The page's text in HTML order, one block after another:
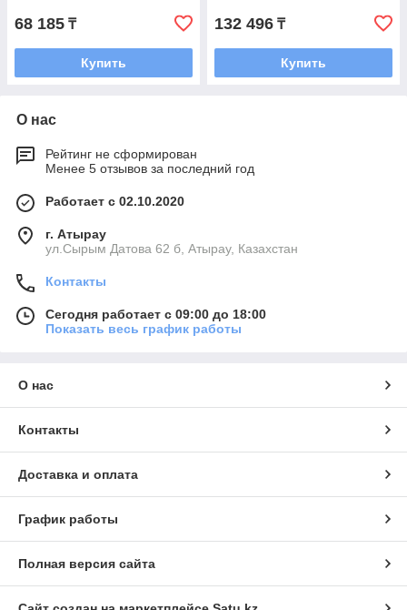
68 185 ₸
Купить
132 496 ₸
Купить
О нас
Рейтинг не сформирован
Менее 5 отзывов за последний год
Работает с 02.10.2020
г. Атырау
ул.Сырым Датова 62 б, Атырау, Казахстан
Контакты
Сегодня работает с 09:00 до 18:00
Показать весь график работы
О нас
Контакты
Доставка и оплата
График работы
Полная версия сайта